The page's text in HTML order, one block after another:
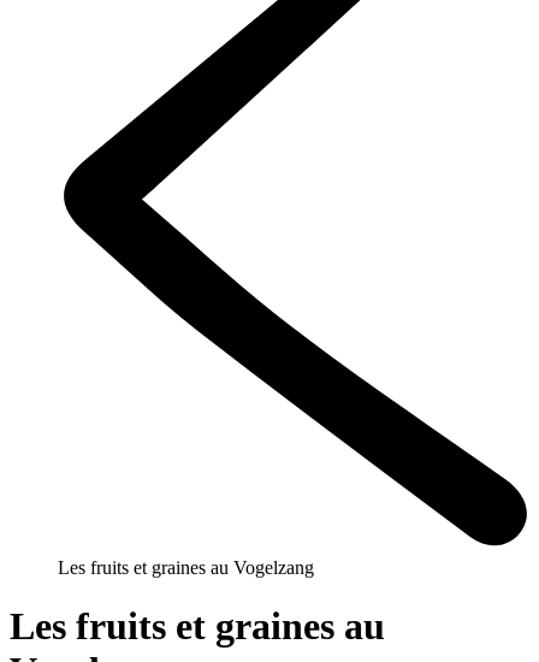
Les fruits et graines au Vogelzang
Les fruits et graines au